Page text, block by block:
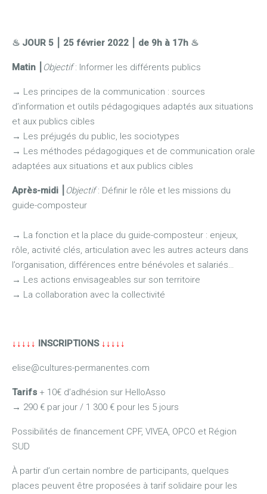
♨ JOUR 5 25 février 2022 ⎮ de 9h à 17h ♨
Matin Objectif: Informer les différents publics
→ Les principes de la communication : sources
d’information et outils pédagogiques adaptés aux situations
et aux publics cibles
→ Les préjugés du public, les sociotypes
→ Les méthodes pédagogiques et de communication orale
adaptées aux situations et aux publics cibles
Après-midi Objectif: Définir le rôle et les missions du
guide-composteur
→ La fonction et la place du guide-composteur : enjeux,
rôle, activité clés, articulation avec les autres acteurs dans
l’organisation, différences entre bénévoles et salariés…
→ Les actions envisageables sur son territoire
→ La collaboration avec la collectivité
↓↓↓↓↓ INSCRIPTIONS↓↓↓↓↓
elise@cultures-permanentes.com
Tarifs + 10€ d’adhésion sur HelloAsso
→ 290 € par jour / 1 300 € pour les 5 jours
Possibilités de financement CPF, VIVEA, OPCO et Région
SUD
À partir d’un certain nombre de participants, quelques
places peuvent être proposées à tarif solidaire pour les